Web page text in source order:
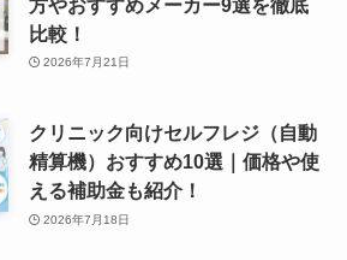
方やおすすめメーカー9選を徹底
比較！
2026年7月21日
クリニック向けセルフレジ（自動
精算機）おすすめ10選｜価格や使
える補助金も紹介！
2026年7月18日